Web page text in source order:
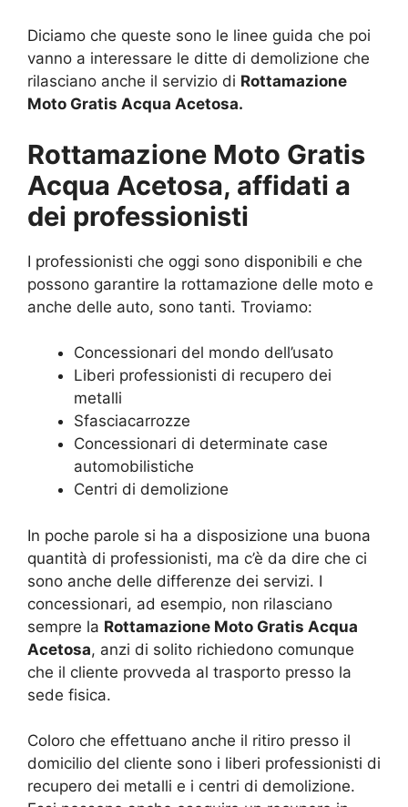
Diciamo che queste sono le linee guida che poi
vanno a interessare le ditte di demolizione che
rilasciano anche il servizio di Rottamazione
Moto Gratis Acqua Acetosa.
Rottamazione Moto Gratis
Acqua Acetosa, affidati a
dei professionisti
I professionisti che oggi sono disponibili e che
possono garantire la rottamazione delle moto e
anche delle auto, sono tanti. Troviamo:
Concessionari del mondo dell’usato
Liberi professionisti di recupero dei
metalli
Sfasciacarrozze
Concessionari di determinate case
automobilistiche
Centri di demolizione
In poche parole si ha a disposizione una buona
quantità di professionisti, ma c’è da dire che ci
sono anche delle differenze dei servizi. I
concessionari, ad esempio, non rilasciano
sempre la Rottamazione Moto Gratis Acqua
Acetosa, anzi di solito richiedono comunque
che il cliente provveda al trasporto presso la
sede fisica.
Coloro che effettuano anche il ritiro presso il
domicilio del cliente sono i liberi professionisti di
recupero dei metalli e i centri di demolizione.